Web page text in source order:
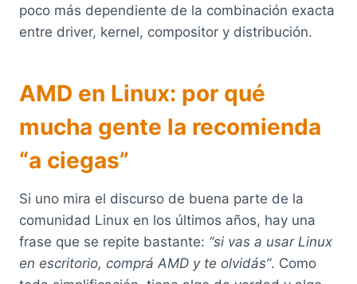
poco más dependiente de la combinación exacta
entre driver, kernel, compositor y distribución.
AMD en Linux: por qué
mucha gente la recomienda
“a ciegas”
Si uno mira el discurso de buena parte de la
comunidad Linux en los últimos años, hay una
frase que se repite bastante: “si vas a usar Linux
en escritorio, comprá AMD y te olvidás”. Como